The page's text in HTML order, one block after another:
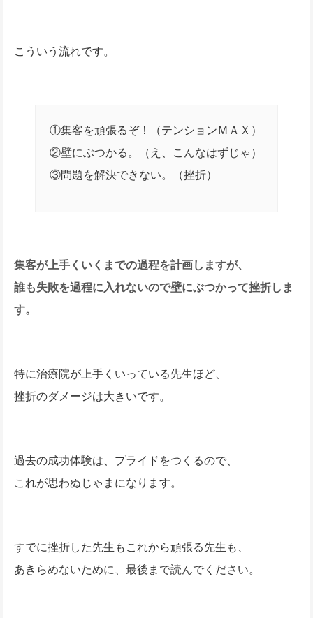
こういう流れです。
①集客を頑張るぞ！（テンションＭＡＸ）
②壁にぶつかる。（え、こんなはずじゃ）
③問題を解決できない。（挫折）
集客が上手くいくまでの過程を計画しますが、
誰も失敗を過程に入れないので壁にぶつかって挫折しま
す。
特に治療院が上手くいっている先生ほど、
挫折のダメージは大きいです。
過去の成功体験は、プライドをつくるので、
これが思わぬじゃまになります。
すでに挫折した先生もこれから頑張る先生も、
あきらめないために、最後まで読んでください。